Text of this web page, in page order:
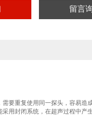
留言
要重复使用同一探头，容易造
用封闭系统，在超声过程中产